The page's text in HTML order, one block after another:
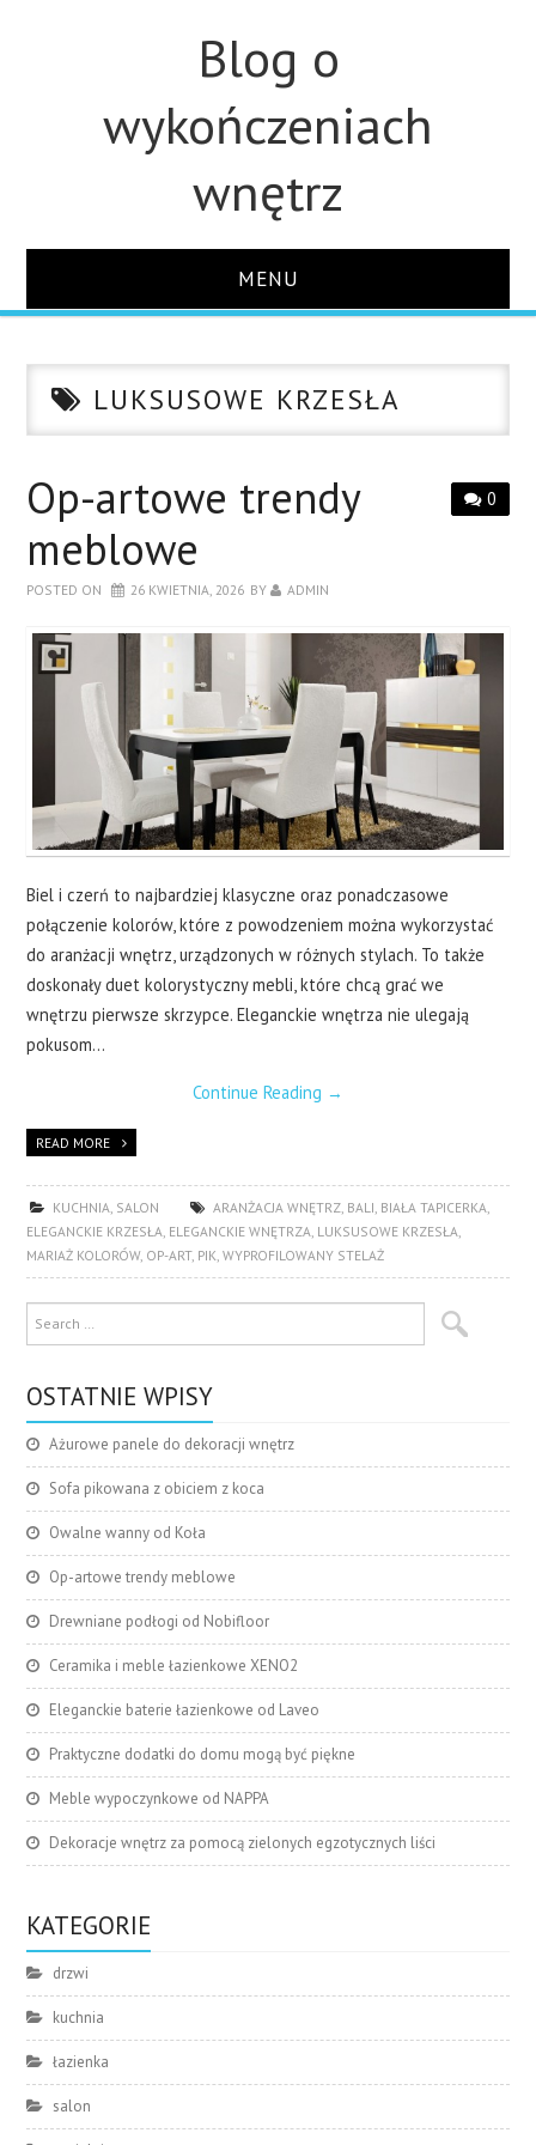
Blog o
wykończeniach
wnętrz
MENU
ŁAZIENKA
DRZWI
SYPIALNIA
O BLOGU
KONTAKT
LUKSUSOWE KRZESŁA
0
Op-artowe trendy
meblowe
POSTED ON 26 KWIETNIA, 2026 BY ADMIN
Biel i czerń to najbardziej klasyczne oraz ponadczasowe
połączenie kolorów, które z powodzeniem można wykorzystać
do aranżacji wnętrz, urządzonych w różnych stylach. To także
doskonały duet kolorystyczny mebli, które chcą grać we
wnętrzu pierwsze skrzypce. Eleganckie wnętrza nie ulegają
pokusom…
Continue Reading →
READ MORE
KUCHNIA, SALON ARANŻACJA WNĘTRZ, BALI, BIAŁA TAPICERKA,
ELEGANCKIE KRZESŁA, ELEGANCKIE WNĘTRZA, LUKSUSOWE KRZESŁA,
MARIAŻ KOLORÓW, OP-ART, PIK,WYPROFILOWANY STELAŻ
OSTATNIE WPISY
Ażurowe panele do dekoracji wnętrz
Sofa pikowana z obiciem z koca
Owalne wanny od Koła
Op-artowe trendy meblowe
Drewniane podłogi od Nobifloor
Ceramika i meble łazienkowe XENO2
Eleganckie baterie łazienkowe od Laveo
Praktyczne dodatki do domu mogą być piękne
Meble wypoczynkowe od NAPPA
Dekoracje wnętrz za pomocą zielonych egzotycznych liści
KATEGORIE
drzwi
kuchnia
łazienka
salon